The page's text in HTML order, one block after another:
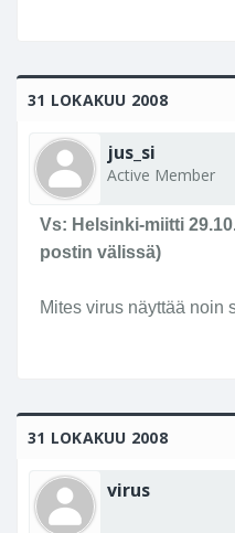
31 LOKAKUU 2008
jus_si
Active Member
Vs: Helsinki-miitti
postin välissä)
Mites virus näyttää noin
31 LOKAKUU 2008
virus